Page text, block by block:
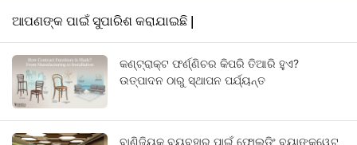
ଆପଣଙ୍କ ପାଇଁ ସୁପାରିଶ କରାଯାଇଛି |
କଣ୍ଟ୍ରାକ୍ଟ ଫର୍ଣ୍ଣିଚର କିପରି ତିଆରି ହୁଏ?
ଉତ୍ପାଦନ ଠାରୁ ସ୍ଥାପନ ପର୍ଯ୍ୟନ୍ତ
ବାଣିଜ୍ୟିକ ବ୍ୟବହାର ପାଇଁ ଫୋଲ୍ଡିଂ ବ୍ୟାଙ୍କ୍ୱେଟ୍